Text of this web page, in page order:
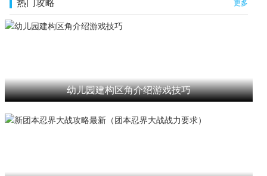
更多
幼儿园建构区角介绍游戏技巧